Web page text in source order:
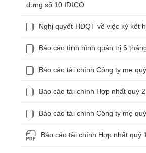
dựng số 10 IDICO
Nghị quyết HĐQT về việc ký kết
Báo cáo tình hình quản trị 6
Báo cáo tài chính Công ty mẹ
Báo cáo tài chính Hợp nhất quý
Báo cáo tài chính Công ty mẹ
Báo cáo tài chính Hợp nhất quý